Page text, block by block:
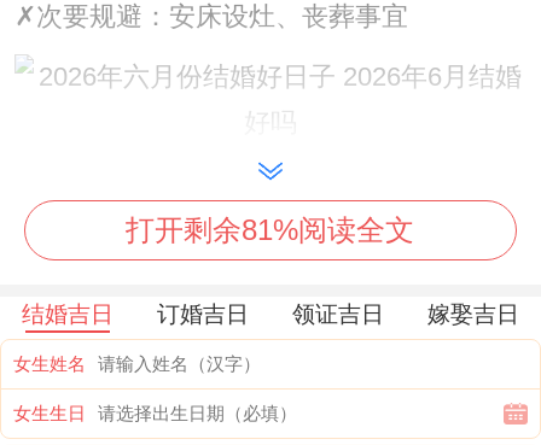
✗次要规避：安床设灶、丧葬事宜
财位：东南（宜摆放金色饰品）
喜神:西南（利于迎亲出发）
吉时:辰时（7:00-9:00）建议再此区间完成
核心仪式
阳历:2026年6月2日星期二
打开剩余81%阅读全文
结婚吉日 订婚吉日 领证吉日 嫁娶吉日
女生姓名
女生生日